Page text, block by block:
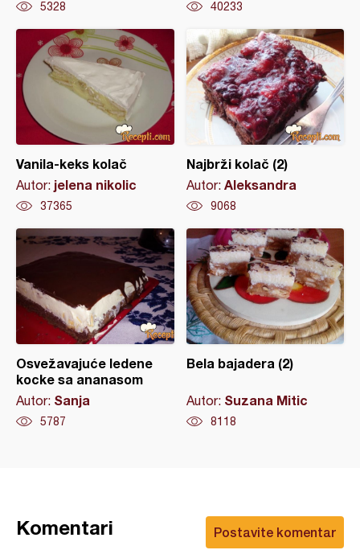
5328 40233
Vanila-keks kolač
Autor: jelena nikolic
37365
Najbrži kolač (2)
Autor: Aleksandra
9068
Osvežavajuće ledene
kocke sa ananasom
Autor: Sanja
5787
Bela bajadera (2)
Autor: Suzana Mitic
8118
Postavite komentar
Komentari